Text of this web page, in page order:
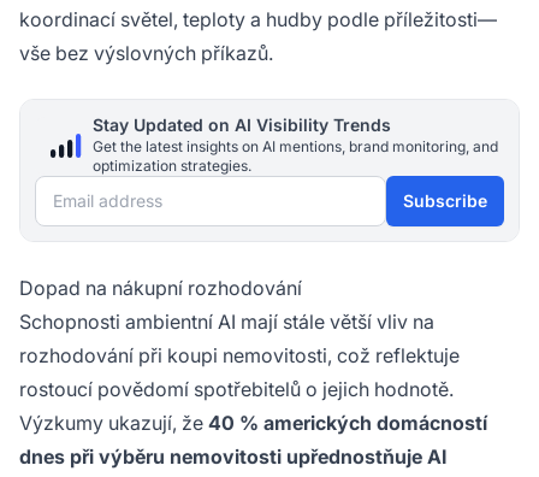
koordinací světel, teploty a hudby podle příležitosti—
vše bez výslovných příkazů.
Stay Updated on AI Visibility Trends
Get the latest insights on AI mentions, brand monitoring, and
optimization strategies.
Email address Subscribe
Dopad na nákupní rozhodování
Schopnosti ambientní AI mají stále větší vliv na
rozhodování při koupi nemovitosti, což reflektuje
rostoucí povědomí spotřebitelů o jejich hodnotě.
Výzkumy ukazují, že 40 % amerických domácností
dnes při výběru nemovitosti upřednostňuje AI